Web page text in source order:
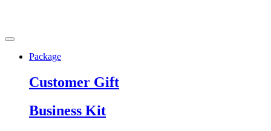
Package
Customer Gift
Business Kit